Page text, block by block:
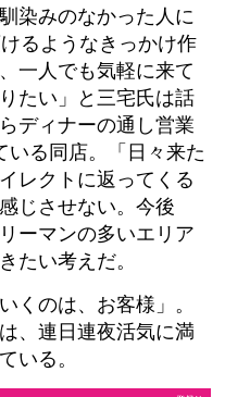
染みのなかった人に
るようなきっかけ作
一人でも気軽に来て
たい」と三宅氏は話
ディナーの通し営業
いる同店。「日々来た
レクトに返ってくる
じさせない。今後
ーマンの多いエリア
たい考えだ。
くのは、お客様」。
、連日連夜活気に満
いる。